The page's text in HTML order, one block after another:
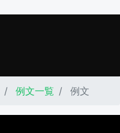
例文一覧 例文